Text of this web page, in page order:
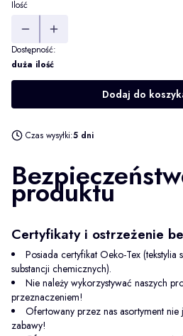
Ilość
Dostępność:
duża ilość
Dodaj do
Czas wysyłki:5 dni
produktu
Certyfikaty i ostrzeżenie
Posiada certyfikat Oeko-Tex
substancji chemicznych).
Nie należy wykorzystywać naszych
przeznaczeniem!
Ofertowany przez nas asortyment
zabawy!